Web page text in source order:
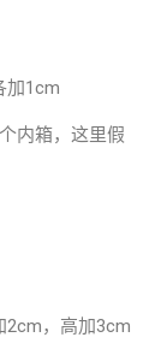
加1cm
内箱，这里假
2cm，高加3cm